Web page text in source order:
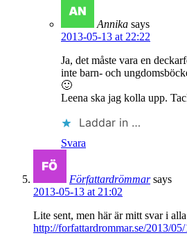
Annika says
2013-05-13 at 22:22
Ja, det måste vara en
inte barn- och
🙂
Leena ska jag kolla upp.
Laddar in …
Svara
Författardrömmar says
2013-05-13 at 21:02
Lite sent, men här är mitt svar i
http://forfattardrommar.se/2013/